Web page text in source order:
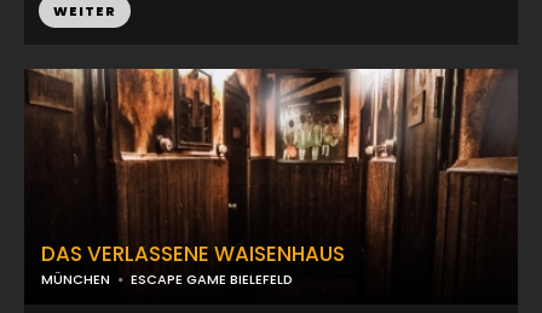
DAS VERLASSENE WAISENHAUS
MÜNCHEN ESCAPE GAME BIELEFELD
WEITER